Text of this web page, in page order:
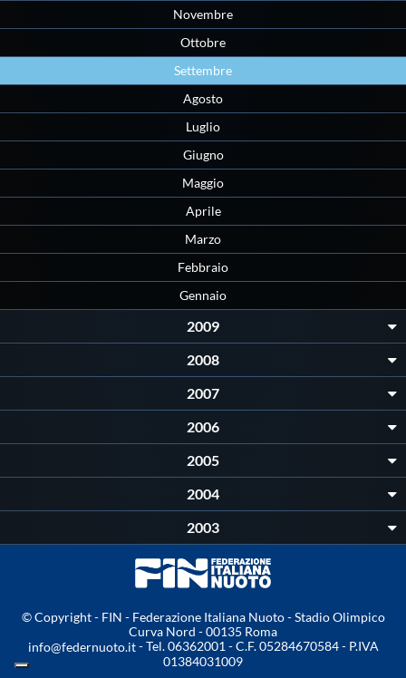
Novembre
Ottobre
Settembre
Agosto
Luglio
Giugno
Maggio
Aprile
Marzo
Febbraio
Gennaio
2009
2008
2007
2006
2005
2004
2003
© Copyright - FIN - Federazione Italiana Nuoto - Stadio Olimpico
Curva Nord - 00135 Roma
info@federnuoto.it- Tel. 06362001 - C.F. 05284670584 - P.IVA
01384031009